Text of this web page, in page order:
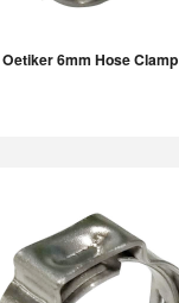
Oetiker 6mm Hose Clamp